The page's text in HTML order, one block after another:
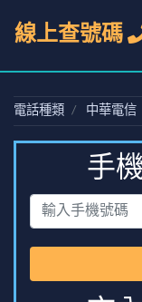
線上查號碼
電話種類 中華電信
手